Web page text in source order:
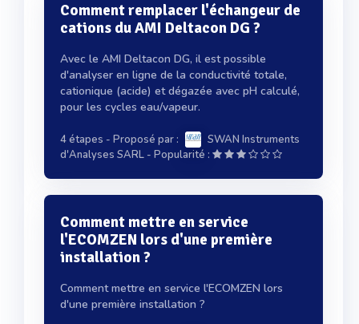
Comment remplacer l'échangeur de
cations du AMI Deltacon DG ?
Avec le AMI Deltacon DG, il est possible
d'analyser en ligne de la conductivité totale,
cationique (acide) et dégazée avec pH calculé,
pour les cycles eau/vapeur.
4 étapes - Proposé par :
SWAN Instruments
d'Analyses SARL - Popularité :
Comment mettre en service
l'ECOMZEN lors d'une première
installation ?
Comment mettre en service l'ECOMZEN lors
d'une première installation ?